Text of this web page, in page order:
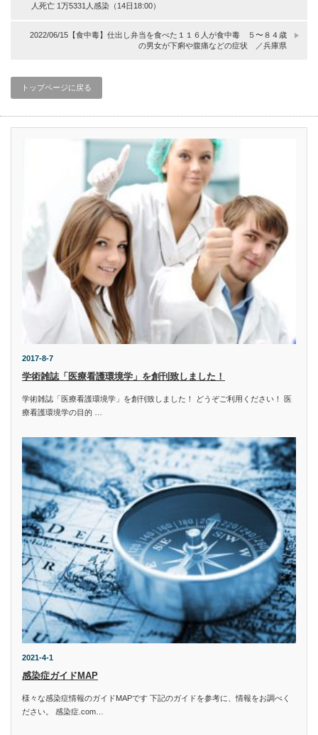
人死亡 1万5331人感染（14日18:00）
2022/06/15【食中毒】仕出し弁当を食べた１１６人が食中毒 ５〜８４歳
の男女が下痢や腹痛などの症状 ／兵庫県
トップページに戻る
2017-8-7
学術雑誌「医療看護環境学」を創刊致しました！
学術雑誌「医療看護環境学」を創刊致しました！ どうぞご利用ください！ 医
療看護環境学の目的 …
2021-4-1
感染症ガイドMAP
様々な感染症情報のガイドMAPです 下記のガイドを参考に、情報をお調べく
ださい。 感染症.com…